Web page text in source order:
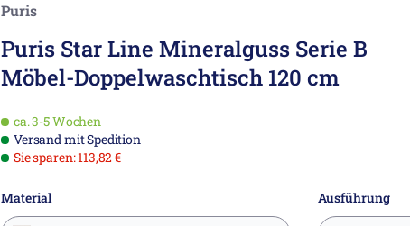
Puris
Puris Star Line Mineralguss Serie B
Möbel-Doppelwaschtisch 120 cm
ca. 3-5 Wochen
Versand mit Spedition
Sie sparen: 113,82 €
Material Ausführung